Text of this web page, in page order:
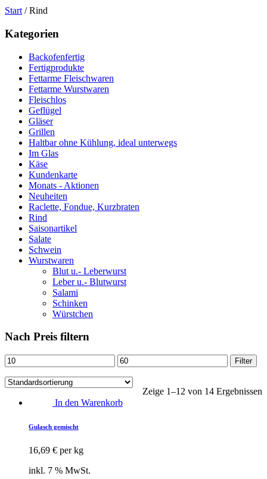
Start / Rind
Kategorien
Backofenfertig
Fertigprodukte
Fettarme Fleischwaren
Fettarme Wurstwaren
Fleischlos
Geflügel
Gläser
Grillen
Haltbar ohne Kühlung, ideal unterwegs
Im Glas
Käse
Kundenkarte
Monats - Aktionen
Neuheiten
Raclette, Fondue, Kurzbraten
Rind
Saisonartikel
Salate
Schwein
Wurstwaren
Blut u.- Leberwurst
Leber u.- Blutwurst
Salami
Schinken
Würstchen
Nach Preis filtern
Min.
Preis
Max.
Preis
Filter
Zeige 1–12 von 14 Ergebnissen
In den Warenkorb
Gulasch gemischt
16,69 € per kg
inkl. 7 % MwSt.